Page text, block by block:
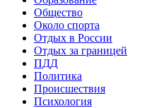
Общество
Около спорта
Отдых в России
Отдых за границей
ПДД
Политика
Происшествия
Психология